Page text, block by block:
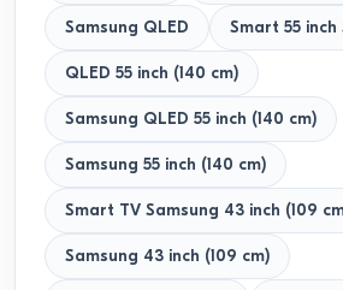
Samsung QLED Smart 55
QLED 55 inch (140 cm)
Samsung QLED 55 inch (140 cm)
Samsung 55 inch (140 cm)
Smart TV Samsung 43 inch (109
Samsung 43 inch (109 cm)